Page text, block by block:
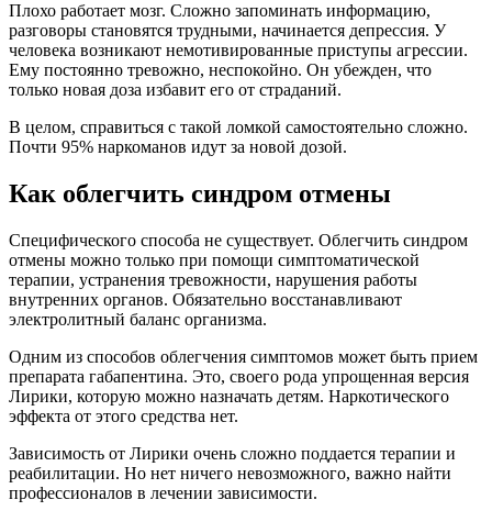
Плохо работает мозг. Сложно запоминать информацию,
разговоры становятся трудными, начинается депрессия. У
человека возникают немотивированные приступы агрессии.
Ему постоянно тревожно, неспокойно. Он убежден, что
только новая доза избавит его от страданий.
В целом, справиться с такой ломкой самостоятельно сложно.
Почти 95% наркоманов идут за новой дозой.
Как облегчить синдром отмены
Специфического способа не существует. Облегчить синдром
отмены можно только при помощи симптоматической
терапии, устранения тревожности, нарушения работы
внутренних органов. Обязательно восстанавливают
электролитный баланс организма.
Одним из способов облегчения симптомов может быть прием
препарата габапентина. Это, своего рода упрощенная версия
Лирики, которую можно назначать детям. Наркотического
эффекта от этого средства нет.
Зависимость от Лирики очень сложно поддается терапии и
реабилитации. Но нет ничего невозможного, важно найти
профессионалов в лечении зависимости.